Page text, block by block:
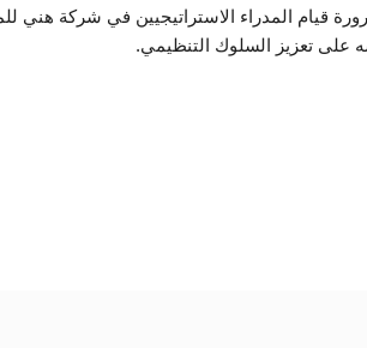
قيام المدراء الاستراتيجيين في شركة هني
على تعزيز السلوك التنظيمي.